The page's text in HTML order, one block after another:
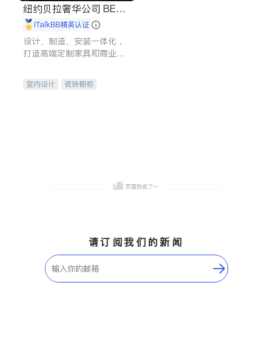
纽约贝拉奢华公司 BELL
A LUXE
iTalkBB精英认证
设计、制造、安装一体化，
打造高端定制家具和商业空
室内设计
瓷砖橱柜
请订阅我们的新闻